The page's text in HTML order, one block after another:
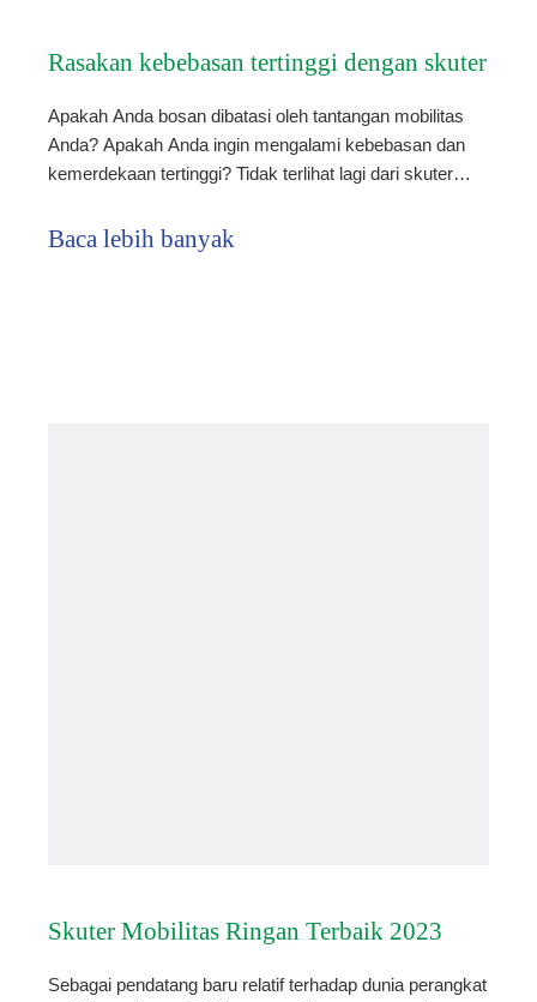
Rasakan kebebasan tertinggi dengan skuter
mobilitas serat karbon
Apakah Anda bosan dibatasi oleh tantangan mobilitas
Anda? Apakah Anda ingin mengalami kebebasan dan
kemerdekaan tertinggi? Tidak terlihat lagi dari skuter
kinerja tinggi yang ringan, kuat, dan tahan lama. Saat
Baca lebih banyak
Skuter Mobilitas Ringan Terbaik 2023
Sebagai pendatang baru relatif terhadap dunia perangkat